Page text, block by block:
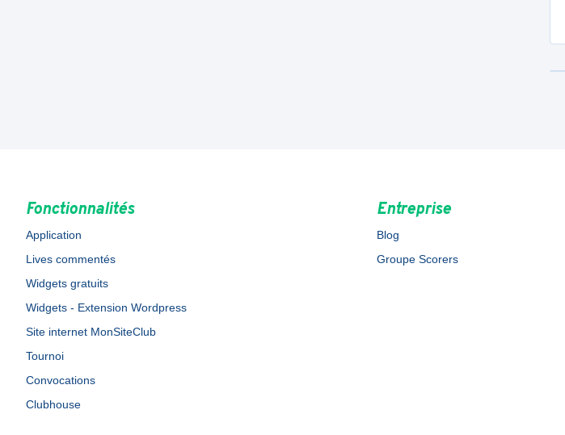
Fonctionnalités
Application
Lives commentés
Widgets gratuits
Widgets - Extension Wordpress
Site internet MonSiteClub
Tournoi
Convocations
Clubhouse
Entreprise
Blog
Groupe Scorers